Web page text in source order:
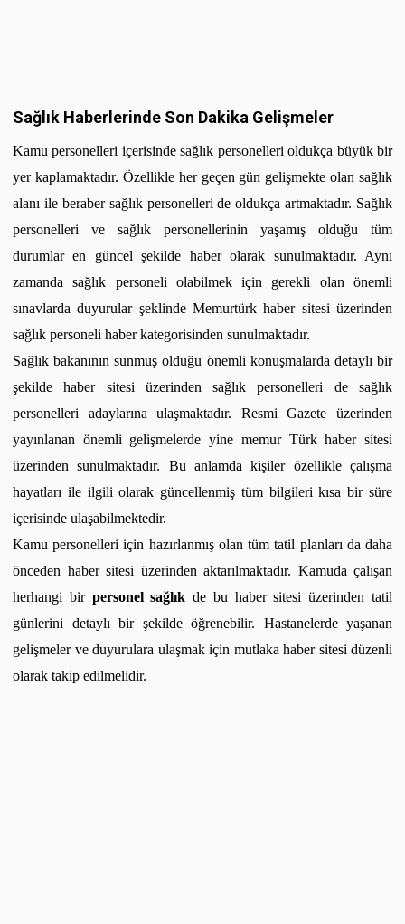
Sağlık Haberlerinde Son Dakika Gelişmeler
Kamu personelleri içerisinde sağlık personelleri oldukça büyük bir
yer kaplamaktadır. Özellikle her geçen gün gelişmekte olan sağlık
alanı ile beraber sağlık personelleri de oldukça artmaktadır. Sağlık
personelleri ve sağlık personellerinin yaşamış olduğu tüm
durumlar en güncel şekilde haber olarak sunulmaktadır. Aynı
zamanda sağlık personeli olabilmek için gerekli olan önemli
sınavlarda duyurular şeklinde Memurtürk haber sitesi üzerinden
sağlık personeli haber kategorisinden sunulmaktadır.
Sağlık bakanının sunmuş olduğu önemli konuşmalarda detaylı bir
şekilde haber sitesi üzerinden sağlık personelleri de sağlık
personelleri adaylarına ulaşmaktadır. Resmi Gazete üzerinden
yayınlanan önemli gelişmelerde yine memur Türk haber sitesi
üzerinden sunulmaktadır. Bu anlamda kişiler özellikle çalışma
hayatları ile ilgili olarak güncellenmiş tüm bilgileri kısa bir süre
içerisinde ulaşabilmektedir.
Kamu personelleri için hazırlanmış olan tüm tatil planları da daha
önceden haber sitesi üzerinden aktarılmaktadır. Kamuda çalışan
herhangi bir personel sağlık de bu haber sitesi üzerinden tatil
günlerini detaylı bir şekilde öğrenebilir. Hastanelerde yaşanan
gelişmeler ve duyurulara ulaşmak için mutlaka haber sitesi düzenli
olarak takip edilmelidir.